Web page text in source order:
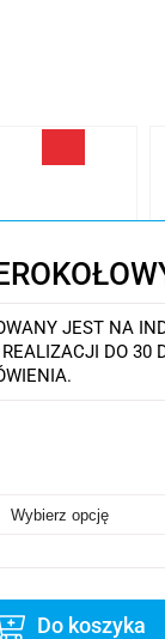
JEST NA
DO 30
Do koszyka